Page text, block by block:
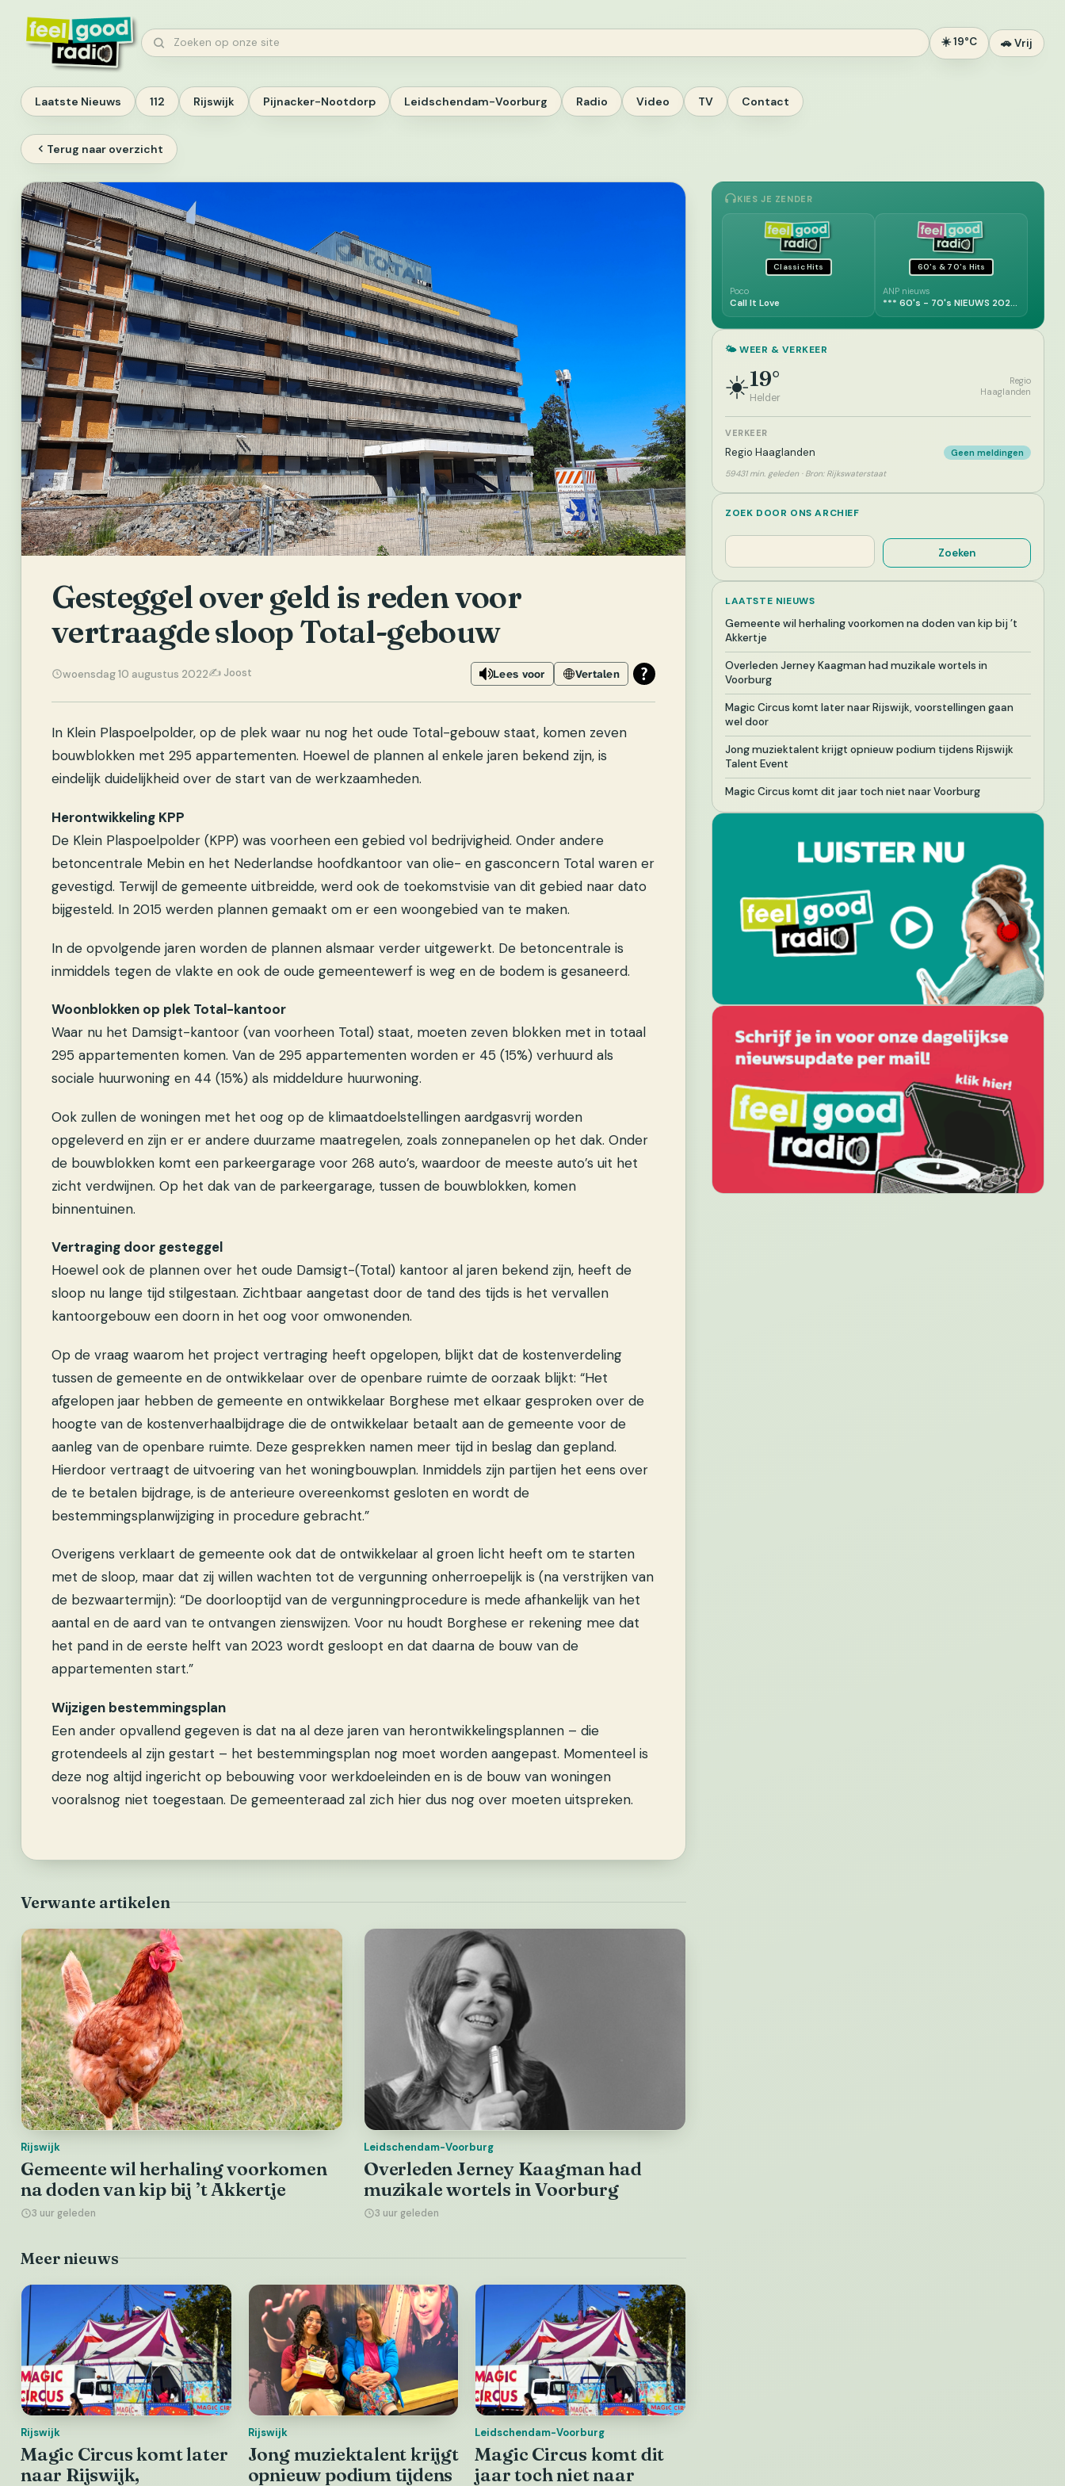
inhoud
Zoeken ☀️ 19°C 🚗 Vrij
Laatste Nieuws 112 Rijswijk Pijnacker-Nootdorp Leidschendam-Voorburg Radio Video TV Contact
Terug naar overzicht
Gesteggel over geld is reden voor
vertraagde sloop Total-gebouw
woensdag 10 augustus 2022✍️ Joost Lees voor Vertalen
In Klein Plaspoelpolder, op de plek waar nu nog het oude Total-gebouw staat, komen zeven
bouwblokken met 295 appartementen. Hoewel de plannen al enkele jaren bekend zijn, is
eindelijk duidelijkheid over de start van de werkzaamheden.
Herontwikkeling KPP
De Klein Plaspoelpolder (KPP) was voorheen een gebied vol bedrijvigheid. Onder andere
betoncentrale Mebin en het Nederlandse hoofdkantoor van olie- en gasconcern Total waren er
gevestigd. Terwijl de gemeente uitbreidde, werd ook de toekomstvisie van dit gebied naar dato
bijgesteld. In 2015 werden plannen gemaakt om er een woongebied van te maken.
In de opvolgende jaren worden de plannen alsmaar verder uitgewerkt. De betoncentrale is
inmiddels tegen de vlakte en ook de oude gemeentewerf is weg en de bodem is gesaneerd.
Woonblokken op plek Total-kantoor
Waar nu het Damsigt-kantoor (van voorheen Total) staat, moeten zeven blokken met in totaal
295 appartementen komen. Van de 295 appartementen worden er 45 (15%) verhuurd als
sociale huurwoning en 44 (15%) als middeldure huurwoning.
Ook zullen de woningen met het oog op de klimaatdoelstellingen aardgasvrij worden
opgeleverd en zijn er er andere duurzame maatregelen, zoals zonnepanelen op het dak. Onder
de bouwblokken komt een parkeergarage voor 268 auto’s, waardoor de meeste auto’s uit het
zicht verdwijnen. Op het dak van de parkeergarage, tussen de bouwblokken, komen
binnentuinen.
Vertraging door gesteggel
Hoewel ook de plannen over het oude Damsigt-(Total) kantoor al jaren bekend zijn, heeft de
sloop nu lange tijd stilgestaan. Zichtbaar aangetast door de tand des tijds is het vervallen
kantoorgebouw een doorn in het oog voor omwonenden.
Op de vraag waarom het project vertraging heeft opgelopen, blijkt dat de kostenverdeling
tussen de gemeente en de ontwikkelaar over de openbare ruimte de oorzaak blijkt: “Het
afgelopen jaar hebben de gemeente en ontwikkelaar Borghese met elkaar gesproken over de
hoogte van de kostenverhaalbijdrage die de ontwikkelaar betaalt aan de gemeente voor de
aanleg van de openbare ruimte. Deze gesprekken namen meer tijd in beslag dan gepland.
Hierdoor vertraagt de uitvoering van het woningbouwplan. Inmiddels zijn partijen het eens over
de te betalen bijdrage, is de anterieure overeenkomst gesloten en wordt de
bestemmingsplanwijziging in procedure gebracht.”
Overigens verklaart de gemeente ook dat de ontwikkelaar al groen licht heeft om te starten
met de sloop, maar dat zij willen wachten tot de vergunning onherroepelijk is (na verstrijken van
de bezwaartermijn): “De doorlooptijd van de vergunningprocedure is mede afhankelijk van het
aantal en de aard van te ontvangen zienswijzen. Voor nu houdt Borghese er rekening mee dat
het pand in de eerste helft van 2023 wordt gesloopt en dat daarna de bouw van de
appartementen start.”
Wijzigen bestemmingsplan
Een ander opvallend gegeven is dat na al deze jaren van herontwikkelingsplannen – die
grotendeels al zijn gestart – het bestemmingsplan nog moet worden aangepast. Momenteel is
deze nog altijd ingericht op bebouwing voor werkdoeleinden en is de bouw van woningen
vooralsnog niet toegestaan. De gemeenteraad zal zich hier dus nog over moeten uitspreken.
Verwante artikelen
Rijswijk
Gemeente wil herhaling voorkomen
na doden van kip bij ’t Akkertje
3 uur geleden
Leidschendam-Voorburg
Overleden Jerney Kaagman had
muzikale wortels in Voorburg
3 uur geleden
Meer nieuws
Rijswijk
Magic Circus komt later
naar Rijswijk,
Rijswijk
Jong muziektalent krijgt
opnieuw podium tijdens
Leidschendam-Voorburg
Magic Circus komt dit
jaar toch niet naar
KIES JE ZENDER
Classic Hits
Poco
Call It Love
60's & 70's Hits
ANP nieuws
*** 60's - 70's NIEUWS 2022 ***
🌤️ WEER & VERKEER
☀️19°
Helder
Regio
Haaglanden
VERKEER
Regio Haaglanden Geen meldingen
59431 min. geleden · Bron: Rijkswaterstaat
ZOEK DOOR ONS ARCHIEF
Zoeken
Zoeken
LAATSTE NIEUWS
Gemeente wil herhaling voorkomen na doden van kip bij ’t
Akkertje
Overleden Jerney Kaagman had muzikale wortels in
Voorburg
Magic Circus komt later naar Rijswijk, voorstellingen gaan
wel door
Jong muziektalent krijgt opnieuw podium tijdens Rijswijk
Talent Event
Magic Circus komt dit jaar toch niet naar Voorburg